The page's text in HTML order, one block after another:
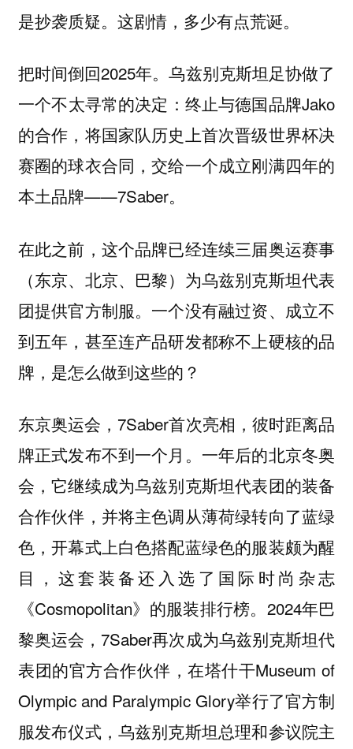
是抄袭质疑。这剧情，多少有点荒诞。
把时间倒回2025年。乌兹别克斯坦足协做了
一个不太寻常的决定：终止与德国品牌Jako
的合作，将国家队历史上首次晋级世界杯决
赛圈的球衣合同，交给一个成立刚满四年的
本土品牌——7Saber。
在此之前，这个品牌已经连续三届奥运赛事
（东京、北京、巴黎）为乌兹别克斯坦代表
团提供官方制服。一个没有融过资、成立不
到五年，甚至连产品研发都称不上硬核的品
牌，是怎么做到这些的？
东京奥运会，7Saber首次亮相，彼时距离品
牌正式发布不到一个月。一年后的北京冬奥
会，它继续成为乌兹别克斯坦代表团的装备
合作伙伴，并将主色调从薄荷绿转向了蓝绿
色，开幕式上白色搭配蓝绿色的服装颇为醒
目，这套装备还入选了国际时尚杂志
《Cosmopolitan》的服装排行榜。2024年巴
黎奥运会，7Saber再次成为乌兹别克斯坦代
表团的官方合作伙伴，在塔什干Museum of
Olympic and Paralympic Glory举行了官方制
服发布仪式，乌兹别克斯坦总理和参议院主